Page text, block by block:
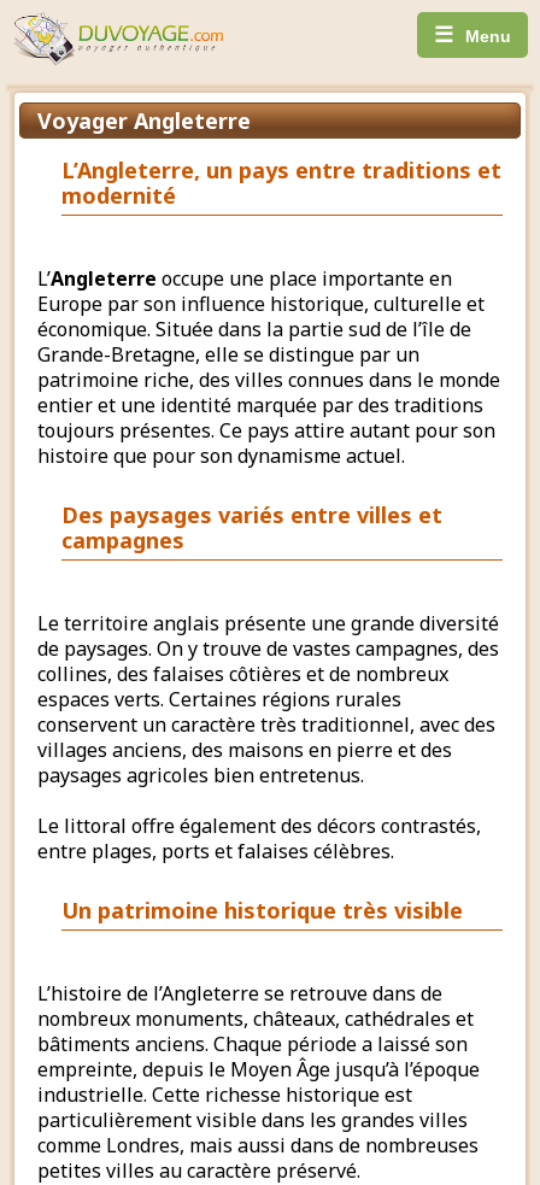
☰ Menu
Voyager Angleterre
L’Angleterre, un pays entre traditions et
modernité
L’Angleterre occupe une place importante en
Europe par son influence historique, culturelle et
économique. Située dans la partie sud de l’île de
Grande-Bretagne, elle se distingue par un
patrimoine riche, des villes connues dans le monde
entier et une identité marquée par des traditions
toujours présentes. Ce pays attire autant pour son
histoire que pour son dynamisme actuel.
Des paysages variés entre villes et
campagnes
Le territoire anglais présente une grande diversité
de paysages. On y trouve de vastes campagnes, des
collines, des falaises côtières et de nombreux
espaces verts. Certaines régions rurales
conservent un caractère très traditionnel, avec des
villages anciens, des maisons en pierre et des
paysages agricoles bien entretenus.
Le littoral offre également des décors contrastés,
entre plages, ports et falaises célèbres.
Un patrimoine historique très visible
L’histoire de l’Angleterre se retrouve dans de
nombreux monuments, châteaux, cathédrales et
bâtiments anciens. Chaque période a laissé son
empreinte, depuis le Moyen Âge jusqu’à l’époque
industrielle. Cette richesse historique est
particulièrement visible dans les grandes villes
comme Londres, mais aussi dans de nombreuses
petites villes au caractère préservé.